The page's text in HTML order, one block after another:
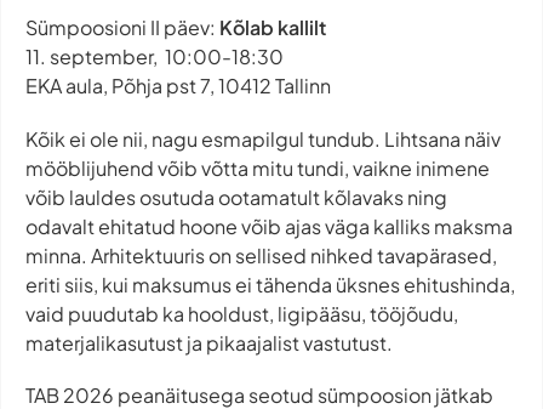
Sümpoosioni II päev: Kõlab kallilt
11. september, 10:00-18:30
EKA aula, Põhja pst 7, 10412 Tallinn
Kõik ei ole nii, nagu esmapilgul tundub. Lihtsana näiv
mööblijuhend võib võtta mitu tundi, vaikne inimene
võib lauldes osutuda ootamatult kõlavaks ning
odavalt ehitatud hoone võib ajas väga kalliks maksma
minna. Arhitektuuris on sellised nihked tavapärased,
eriti siis, kui maksumus ei tähenda üksnes ehitushinda,
vaid puudutab ka hooldust, ligipääsu, tööjõudu,
materjalikasutust ja pikaajalist vastutust.
TAB 2026 peanäitusega seotud sümpoosion jätkab